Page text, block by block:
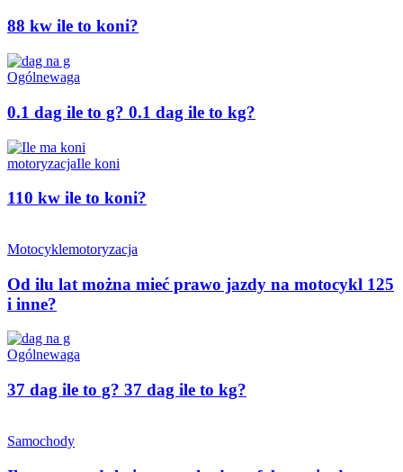
88 kw ile to koni?
Ogólnewaga
0.1 dag ile to g? 0.1 dag ile to kg?
motoryzacjaIle koni
110 kw ile to koni?
Motocyklemotoryzacja
Od ilu lat można mieć prawo jazdy na motocykl 125
i inne?
Ogólnewaga
37 dag ile to g? 37 dag ile to kg?
Samochody